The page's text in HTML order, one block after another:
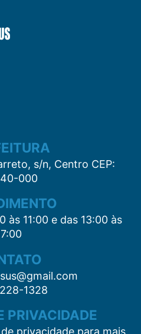
s/n, Centro CEP:
000
às 11:00 e das 13:00 às
1328
PRIVACIDADE
privacidade para mais